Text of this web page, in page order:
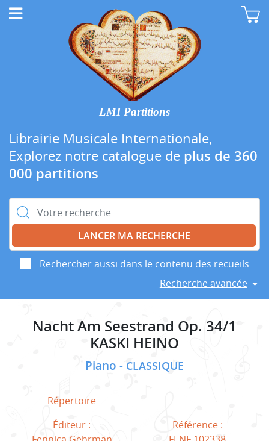
LMI Partitions
Librairie Musicale Internationale,
Explorez notre catalogue de plus de 360
000 partitions
Rechercher :
Rechercher aussi dans le contenu des recueils
Recherche avancée
Nacht Am Seestrand Op. 34/1
KASKI HEINO
Piano CLASSIQUE
Répertoire
Éditeur :
Référence :